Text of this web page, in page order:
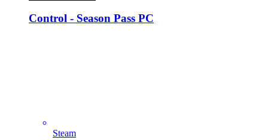
Control - Season Pass PC
Steam